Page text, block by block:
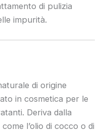
di pulizia
impurità.
di origine
in cosmetica per le
Deriva dalla
l’olio di cocco o di